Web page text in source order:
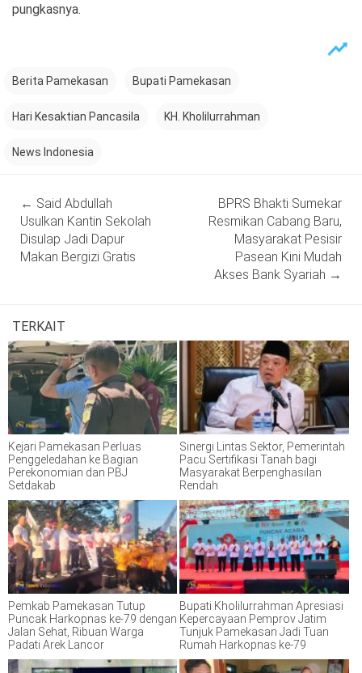
pungkasnya.
Berita Pamekasan Bupati Pamekasan
Hari Kesaktian Pancasila KH. Kholilurrahman
News Indonesia
navigation
← Said Abdullah
Usulkan Kantin Sekolah
Disulap Jadi Dapur
Makan Bergizi Gratis
BPRS Bhakti Sumekar
Resmikan Cabang Baru,
Masyarakat Pesisir
Pasean Kini Mudah
Akses Bank Syariah →
TERKAIT
Kejari Pamekasan Perluas
Penggeledahan ke Bagian
Perekonomian dan PBJ
Setdakab
Sinergi Lintas Sektor, Pemerintah
Pacu Sertifikasi Tanah bagi
Masyarakat Berpenghasilan
Rendah
Pemkab Pamekasan Tutup
Puncak Harkopnas ke-79 dengan
Jalan Sehat, Ribuan Warga
Padati Arek Lancor
Bupati Kholilurrahman Apresiasi
Kepercayaan Pemprov Jatim
Tunjuk Pamekasan Jadi Tuan
Rumah Harkopnas ke-79